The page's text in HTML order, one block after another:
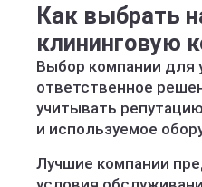
Как выбрать
клининговую
Выбор компании для
ответственное
учитывать
и используемое
Лучшие компании